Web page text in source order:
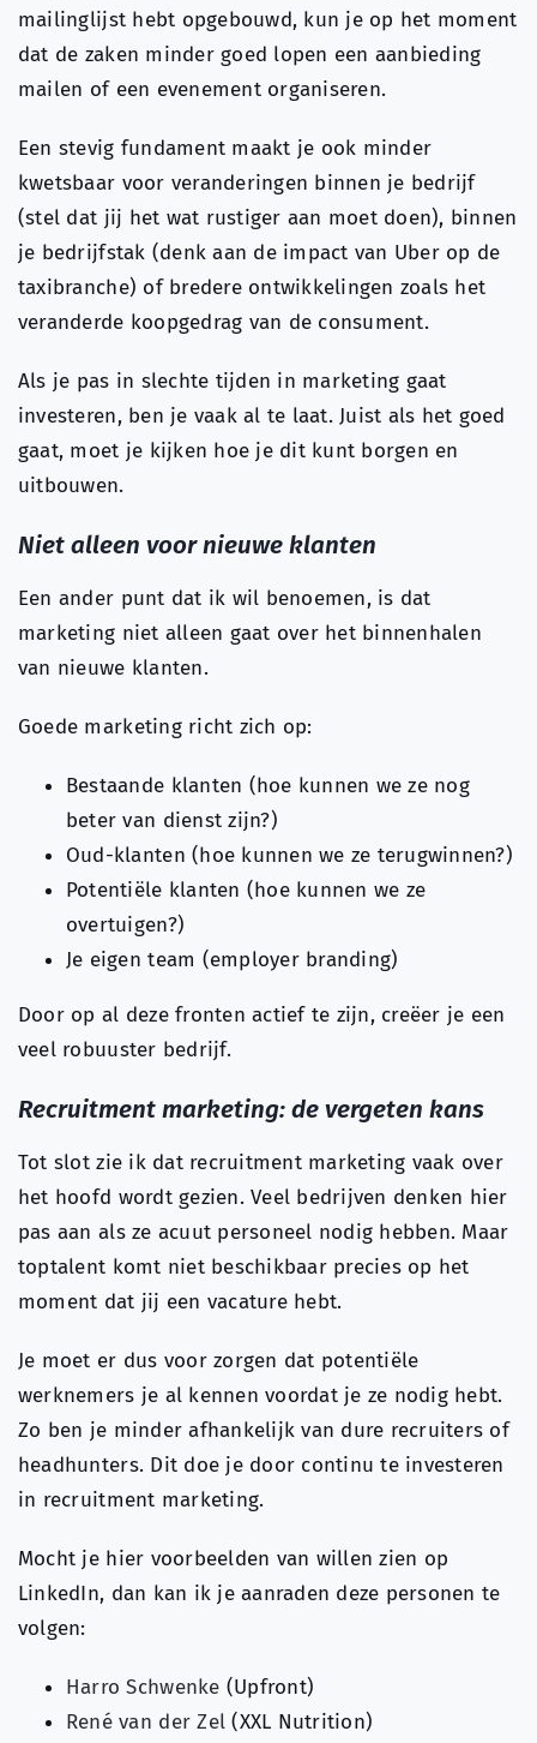
mailinglijst hebt opgebouwd, kun je op het moment
dat de zaken minder goed lopen een aanbieding
mailen of een evenement organiseren.
Een stevig fundament maakt je ook minder
kwetsbaar voor veranderingen binnen je bedrijf
(stel dat jij het wat rustiger aan moet doen), binnen
je bedrijfstak (denk aan de impact van Uber op de
taxibranche) of bredere ontwikkelingen zoals het
veranderde koopgedrag van de consument.
Als je pas in slechte tijden in marketing gaat
investeren, ben je vaak al te laat. Juist als het goed
gaat, moet je kijken hoe je dit kunt borgen en
uitbouwen.
Niet alleen voor nieuwe klanten
Een ander punt dat ik wil benoemen, is dat
marketing niet alleen gaat over het binnenhalen
van nieuwe klanten.
Goede marketing richt zich op:
Bestaande klanten (hoe kunnen we ze nog
beter van dienst zijn?)
Oud-klanten (hoe kunnen we ze terugwinnen?)
Potentiële klanten (hoe kunnen we ze
overtuigen?)
Je eigen team (employer branding)
Door op al deze fronten actief te zijn, creëer je een
veel robuuster bedrijf.
Recruitment marketing: de vergeten kans
Tot slot zie ik dat recruitment marketing vaak over
het hoofd wordt gezien. Veel bedrijven denken hier
pas aan als ze acuut personeel nodig hebben. Maar
toptalent komt niet beschikbaar precies op het
moment dat jij een vacature hebt.
Je moet er dus voor zorgen dat potentiële
werknemers je al kennen voordat je ze nodig hebt.
Zo ben je minder afhankelijk van dure recruiters of
headhunters. Dit doe je door continu te investeren
in recruitment marketing.
Mocht je hier voorbeelden van willen zien op
LinkedIn, dan kan ik je aanraden deze personen te
volgen:
Harro Schwenke (Upfront)
René van der Zel (XXL Nutrition)